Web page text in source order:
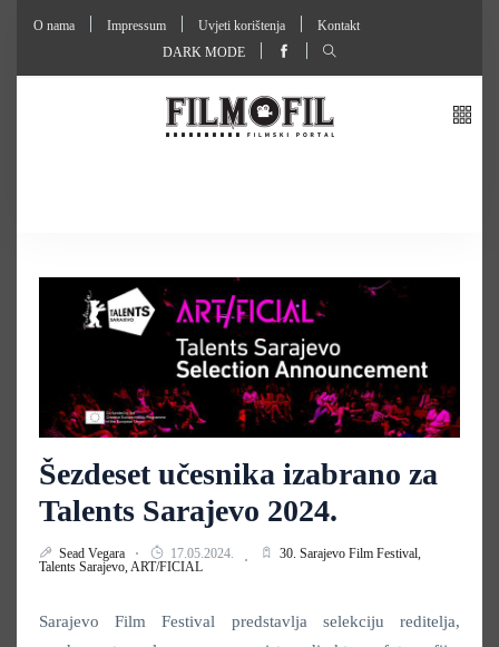
O nama Impressum Uvjeti korištenja
Kontakt
DARK MODE
Šezdeset učesnika izabrano za
Talents Sarajevo 2024.
Sead Vegara 17.05.2024.
30. Sarajevo Film Festival,
Talents Sarajevo, ART/FICIAL
Sarajevo Film Festival predstavlja selekciju reditelja,